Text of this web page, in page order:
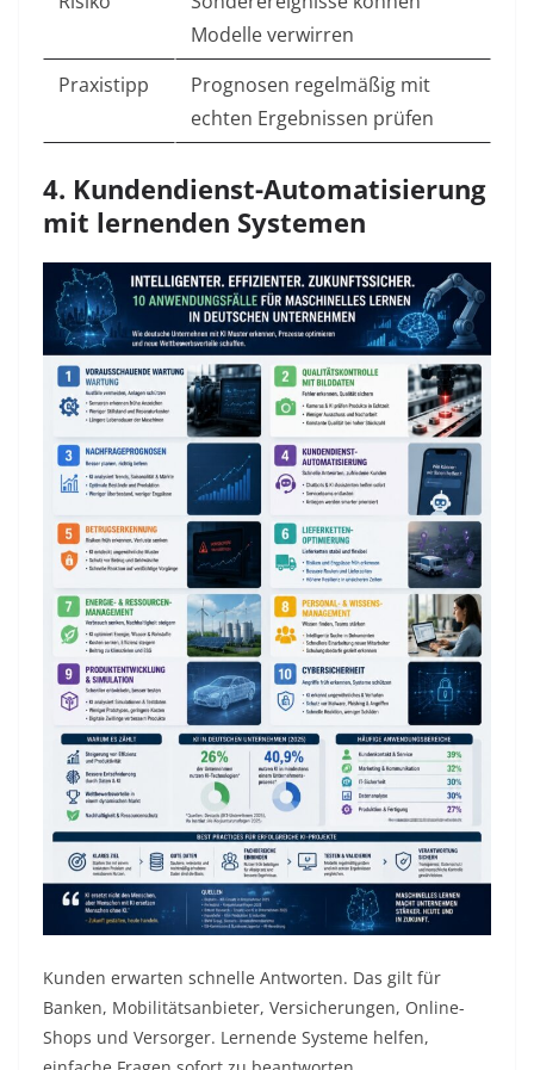
Modelle verwirren
Praxistipp
Prognosen regelmäßig mit
echten Ergebnissen prüfen
4. Kundendienst-Automatisierung
mit lernenden Systemen
Kunden erwarten schnelle Antworten. Das gilt für
Banken, Mobilitätsanbieter, Versicherungen, Online-
Shops und Versorger. Lernende Systeme helfen,